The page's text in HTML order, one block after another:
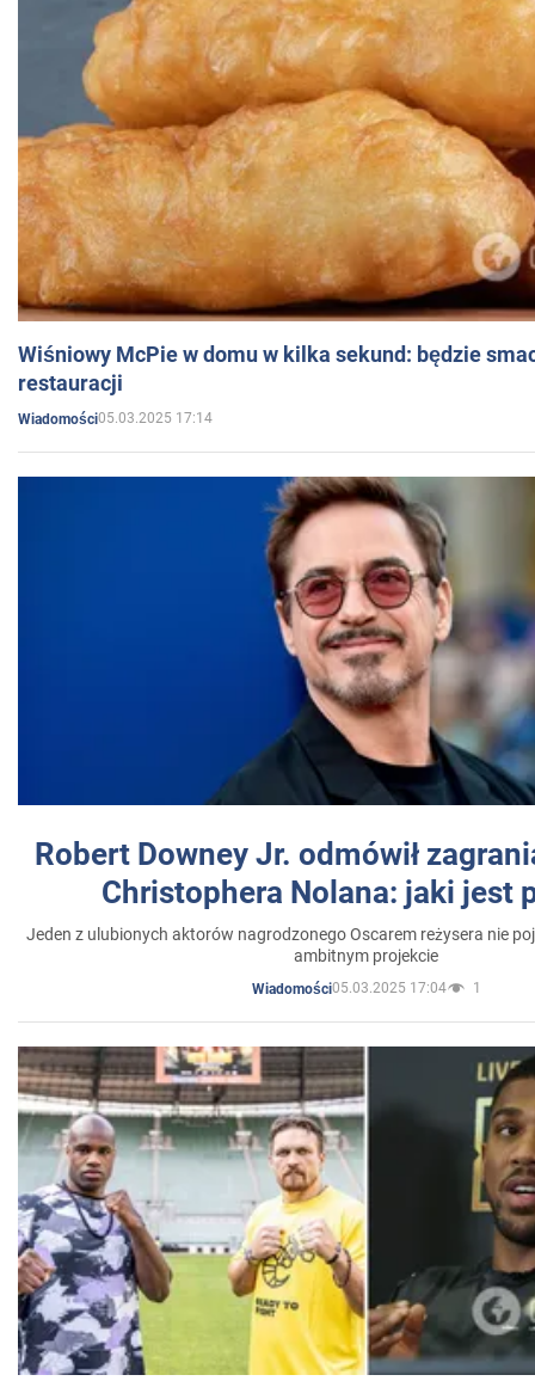
Wiśniowy McPie w domu w kilka sekund: będzie
restauracji
Wiadomości05.03.2025 17:14
Robert Downey Jr. odmówił
Christophera Nolana: jaki jest
Jeden z ulubionych aktorów nagrodzonego Oscarem reżysera nie
ambitnym projekcie
Wiadomości05.03.2025 17:04 1